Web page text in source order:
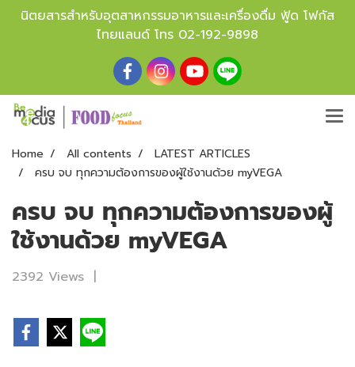
นิตยสารสำหรับอุตสาหกรรมอาหารและเครื่องดื่ม ฟู้ด โฟกัส
ไทยแลนด์ โทร 02-192-9898
Home All contents
LATEST ARTICLES
ครบ จบ ทุกความต้องการของผู้ใช้งานด้วย myVEGA
ครบ จบ ทุกความต้องการของผู้
ใช้งานด้วย myVEGA
2392 Views |